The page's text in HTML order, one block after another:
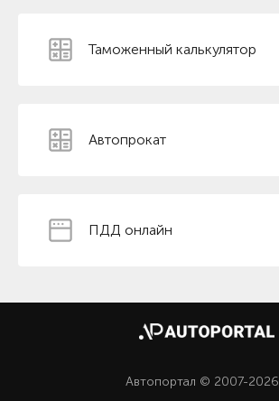
Таможенный калькулятор
Автопрокат
ПДД онлайн
Автопортал © 2007-2026